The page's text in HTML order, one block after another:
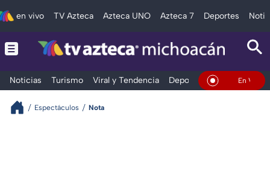
en vivo TV Azteca Azteca UNO Azteca 7 Deportes
Noticias Turismo Viral y Tendencia Deportes Espectáculos
En Vivo
Espectáculos Nota